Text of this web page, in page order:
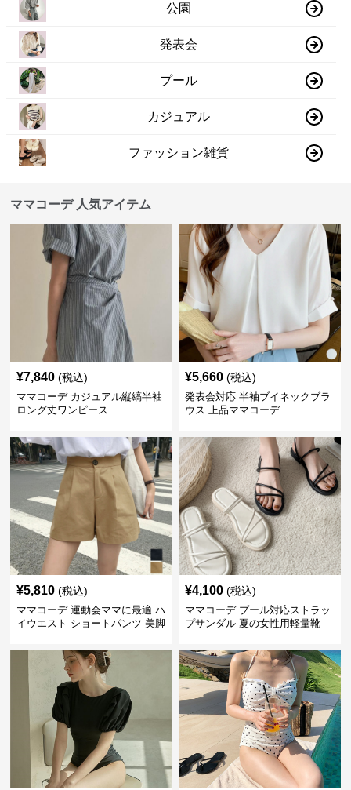
公園
発表会
プール
カジュアル
ファッション雑貨
ママコーデ 人気アイテム
¥7,840 (税込)
ママコーデ カジュアル縦縞半袖
ロング丈ワンピース
¥5,660 (税込)
発表会対応 半袖ブイネックブラ
ウス 上品ママコーデ
¥5,810 (税込)
ママコーデ 運動会ママに最適 ハ
イウエスト ショートパンツ 美脚
¥4,100 (税込)
ママコーデ プール対応ストラッ
プサンダル 夏の女性用軽量靴